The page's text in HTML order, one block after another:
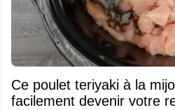
Ce poulet teriyaki à la
facilement devenir votre